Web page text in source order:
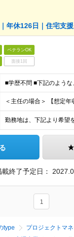
年休126日｜住宅支
ベテランOK
面接1回
載終了予定日：
1
type
プロジェクトマ